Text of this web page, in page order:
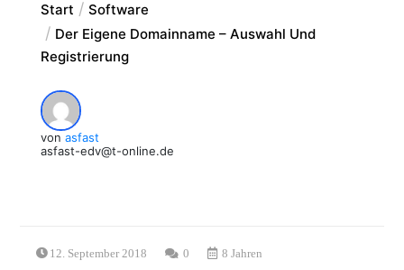
Start
Software
Der Eigene Domainname – Auswahl Und
Registrierung
von asfast
asfast-edv@t-online.de
12. September 2018 0 8 Jahren